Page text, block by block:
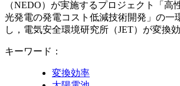
（NEDO）が実施するプロジェクト「高
光発電の発電コスト低減技術開発」の一
し，電気安全環境研究所（JET）が変換
キーワード：
変換効率